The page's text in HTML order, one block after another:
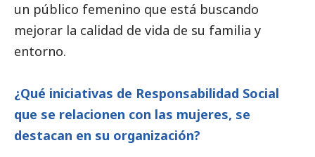
un público femenino que está buscando
mejorar la calidad de vida de su familia y
entorno.
¿Qué iniciativas de Responsabilidad Social
que se relacionen con las mujeres, se
destacan en su organización?